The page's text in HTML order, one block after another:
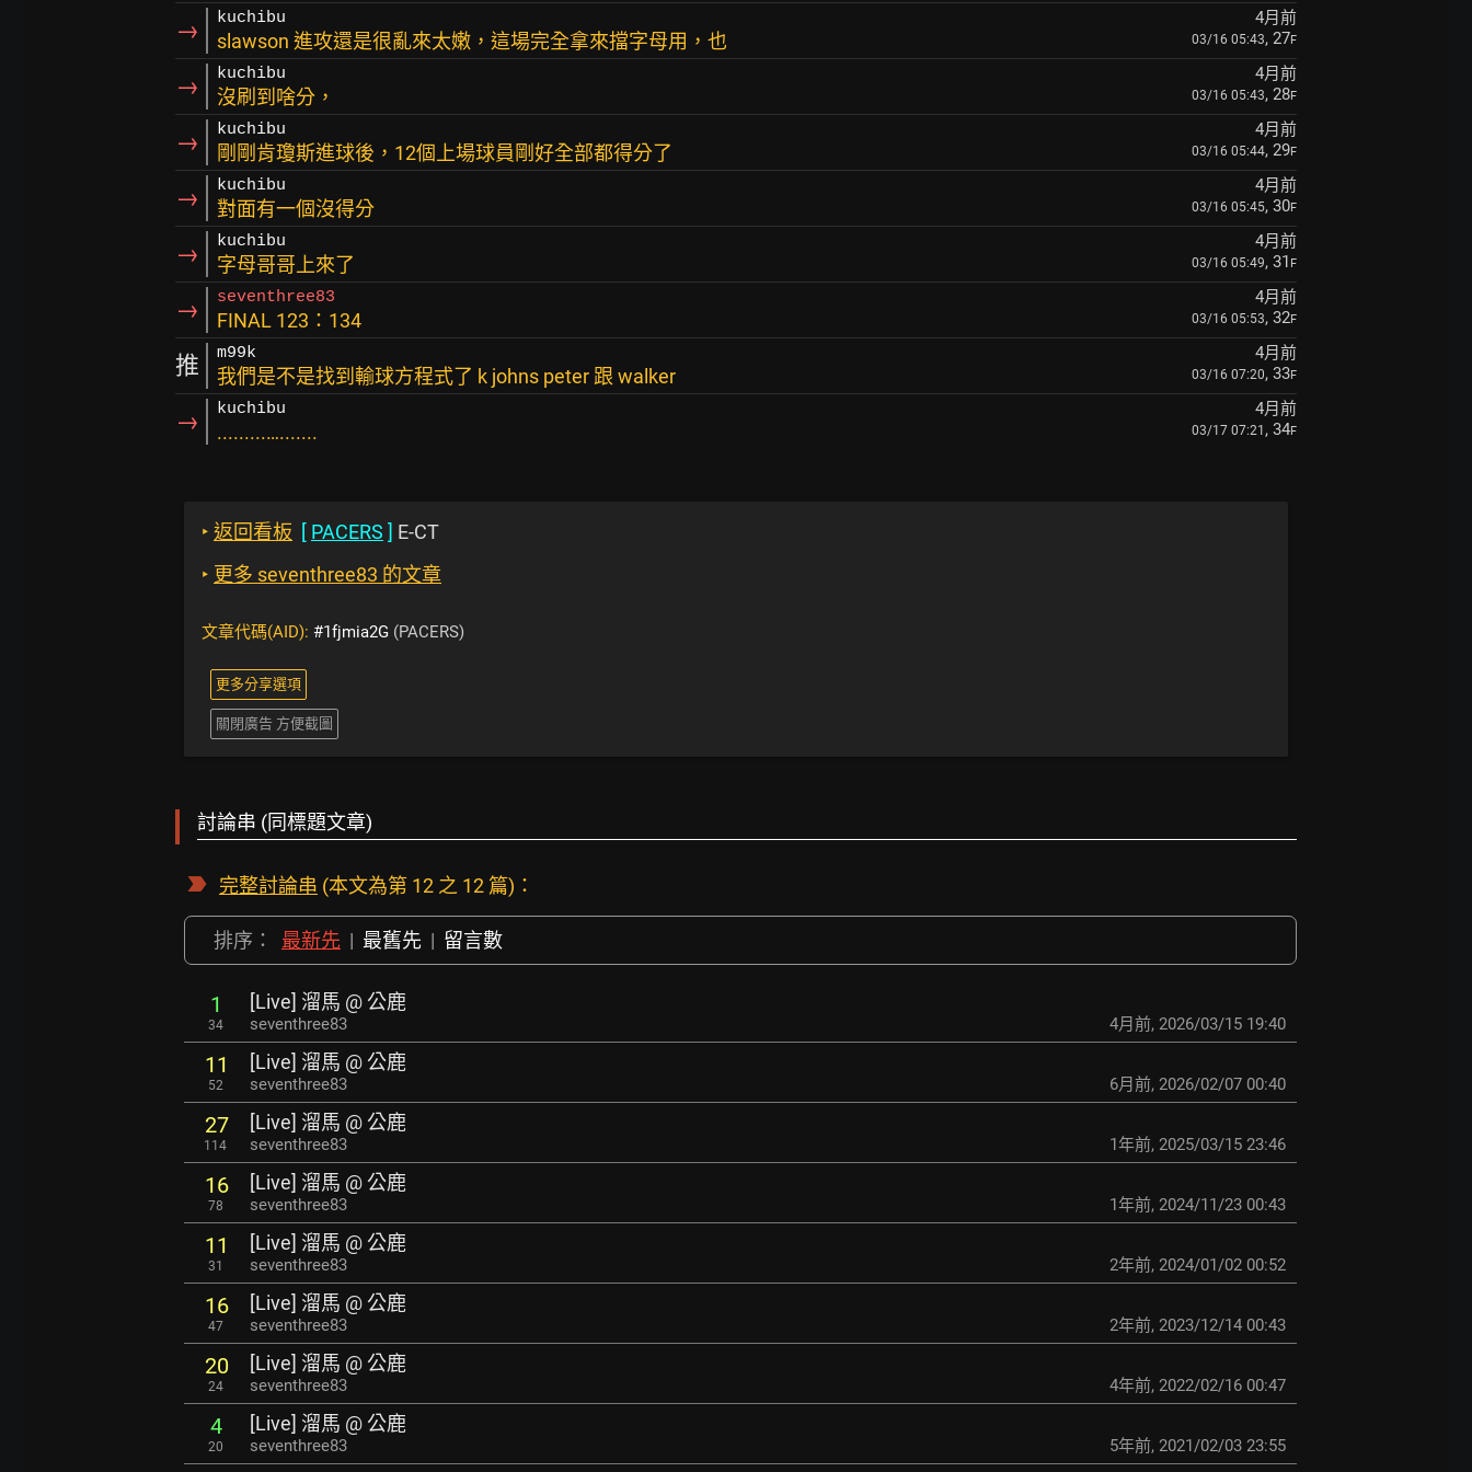
→ kuchibu 4月前
slawson 進攻還是很亂來太嫩，這場完全拿來擋字母用，也 03/16 05:43, 27F
→ kuchibu 4月前
沒刷到啥分， 03/16 05:43, 28F
→ kuchibu 4月前
剛剛肯瓊斯進球後，12個上場球員剛好全部都得分了 03/16 05:44, 29F
→ kuchibu 4月前
對面有一個沒得分 03/16 05:45, 30F
→ kuchibu 4月前
字母哥哥上來了 03/16 05:49, 31 F
→ seventhree83 4月前
FINAL 123：134 03/16 05:53, 32F
推 m99k 4月前
我們是不是找到輸球方程式了 k johns peter 跟 walker 03/16 07:20, 33F
→ kuchibu 4月前
.........…....... 03/17 07:21 , 34F
‣ 返回看板 [ PACERS ] E-CT
‣ 更多 seventhree83 的文章
文章代碼(AID): #1fjmia2G (PACERS)
更多分享選項
關閉廣告 方便截圖
討論串 (同標題文章)
完整討論串 (本文為第 12 之 12 篇)：
排序： 最新先 | 最舊先 | 留言數
1
34
[Live] 溜馬 @ 公鹿
seventhree83 4月前, 2026/03/15 19:40
11
52
[Live] 溜馬 @ 公鹿
seventhree83 6月前, 2026/02/07 00:40
27
114
[Live] 溜馬 @ 公鹿
seventhree83 1年前, 2025/03/15 23:46
16
78
[Live] 溜馬 @ 公鹿
seventhree83 1年前, 2024/11/23 00:43
11
31
[Live] 溜馬 @ 公鹿
seventhree83 2年前, 2024/01/02 00:52
16
47
[Live] 溜馬 @ 公鹿
seventhree83 2年前, 2023/12/14 00:43
20
24
[Live] 溜馬 @ 公鹿
seventhree83 4年前, 2022/02/16 00:47
4
20
[Live] 溜馬 @ 公鹿
seventhree83 5年前, 2021/02/03 23:55